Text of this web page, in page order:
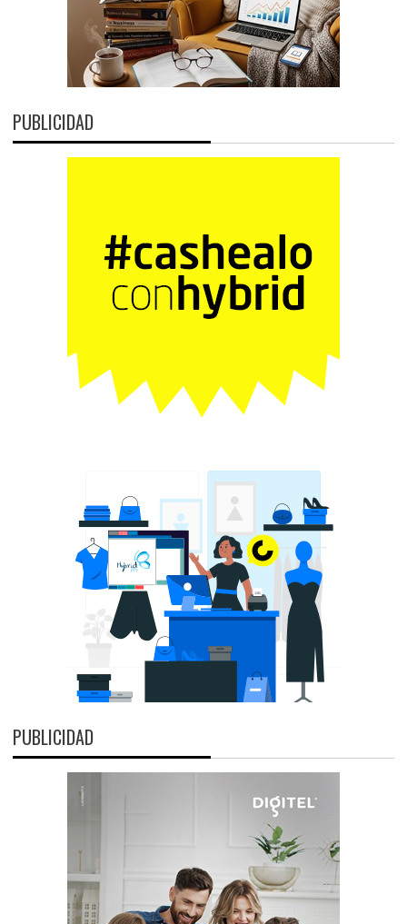
PUBLICIDAD
PUBLICIDAD